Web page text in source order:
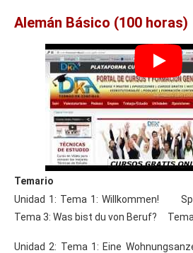
Alemán Básico (100 horas)
Temario
Unidad 1: Tema 1: Willkommen!
Tema 3: Was bist du von Beruf?
Unidad 2: Tema 1: Eine